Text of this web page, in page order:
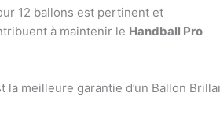
12 ballons est pertinent et
à maintenir le Handball Pro
meilleure garantie d’un Ballon